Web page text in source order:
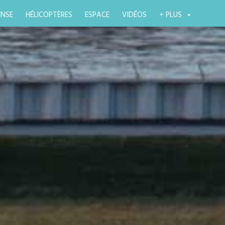
HÉLICOPTÈRES ESPACE VIDÉOS + PLUS